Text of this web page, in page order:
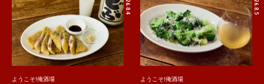
ようこそ!俺酒場 ようこそ!俺酒場